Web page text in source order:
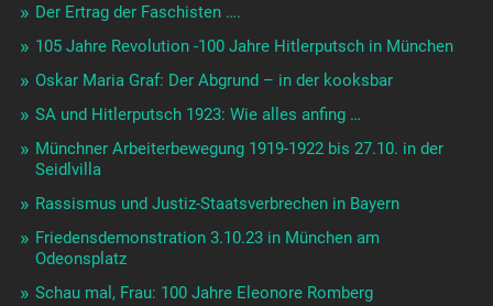
Der Ertrag der Faschisten ….
105 Jahre Revolution -100 Jahre Hitlerputsch in München
Oskar Maria Graf: Der Abgrund – in der kooksbar
SA und Hitlerputsch 1923: Wie alles anfing …
Münchner Arbeiterbewegung 1919-1922 bis 27.10. in der
Seidlvilla
Rassismus und Justiz-Staatsverbrechen in Bayern
Friedensdemonstration 3.10.23 in München am
Odeonsplatz
Schau mal, Frau: 100 Jahre Eleonore Romberg